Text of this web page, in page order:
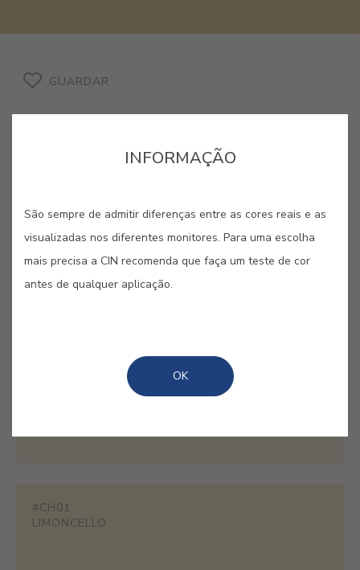
GUARDAR
Dos amarelos vibrantes aos laranjas mais quentes,
esta paleta irradia otimismo e uma energia
contagiante. São cores criadas para despertar os
#CH01
LIMONCELLO
INFORMAÇÃO
São sempre de admitir diferenças entre as cores reais e as
visualizadas nos diferentes monitores. Para uma escolha
mais precisa a CIN recomenda que faça um teste de cor
antes de qualquer aplicação.
OK